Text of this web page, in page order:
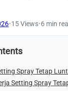
•15Views•6 min
Spray Tetap
Setting Spray